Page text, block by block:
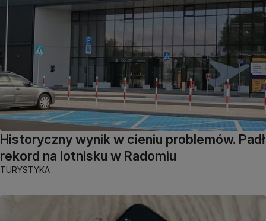
Historyczny wynik w cieniu problemów. Padł
rekord na lotnisku w Radomiu
TURYSTYKA